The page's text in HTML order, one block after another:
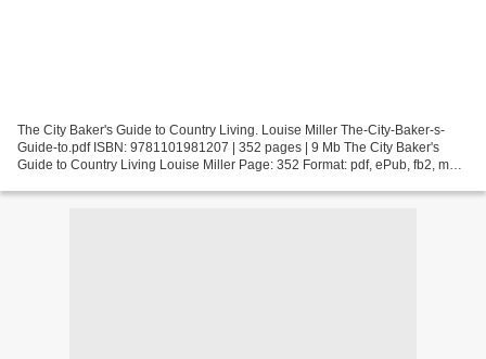
The City Baker's Guide to Country Living. Louise Miller The-City-Baker-s-
Guide-to.pdf ISBN: 9781101981207 | 352 pages | 9 Mb The City Baker's
Guide to Country Living Louise Miller Page: 352 Format: pdf, ePub, fb2, mobi